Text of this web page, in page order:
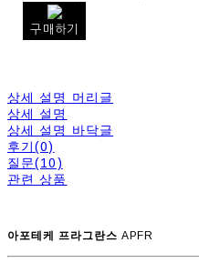
구매하기
상세 설명 머리글
상세 설명
상세 설명 바닥글
후기(0)
질문(10)
관련 상품
아포테케 프라그란스 APFR